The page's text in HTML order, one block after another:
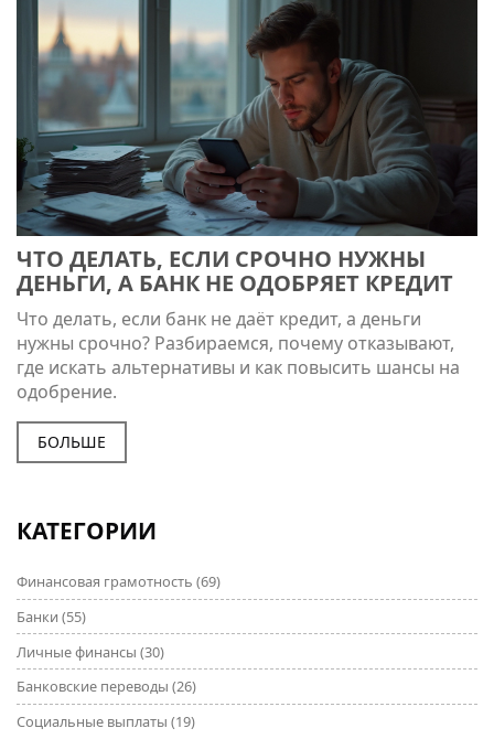
ЧТО ДЕЛАТЬ, ЕСЛИ СРОЧНО НУЖНЫ
ДЕНЬГИ, А БАНК НЕ ОДОБРЯЕТ КРЕДИТ
Что делать, если банк не даёт кредит, а деньги
нужны срочно? Разбираемся, почему отказывают,
где искать альтернативы и как повысить шансы на
одобрение.
БОЛЬШЕ
КАТЕГОРИИ
Финансовая грамотность (69)
Банки (55)
Личные финансы (30)
Банковские переводы (26)
Социальные выплаты (19)